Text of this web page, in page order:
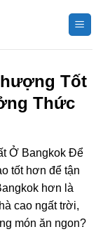
Tốt
Thức
Ở Bangkok Để
tốt hơn để tận
hơn là
cao ngất trời,
món ăn ngon?